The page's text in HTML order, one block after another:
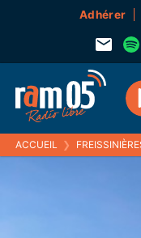
Adhérer
ACCUEIL ❯ FREISSINIÈRES : UNE